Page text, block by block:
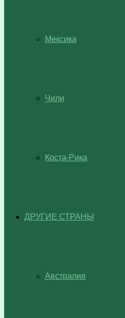
Мексика
Чили
Коста-Рика
ДРУГИЕ СТРАНЫ
Австралия